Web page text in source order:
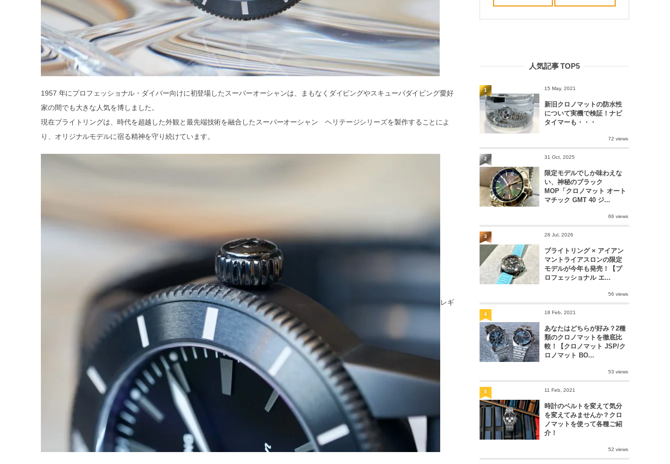
1957 年にプロフェッショナル・ダイバー向けに初登場したスーパーオーシャンは、まもなくダイビングやスキューバダイビング愛好
家の間でも大きな人気を博しました。
現在ブライトリングは、時代を超越した外観と最先端技術を融合したスーパーオーシャン ヘリテージシリーズを製作することによ
り、オリジナルモデルに宿る精神を守り続けています。
レギ
人気記事 TOP5
15 May, 2021
新旧クロノマットの防水性
について実機で検証！ナビ
タイマーも・・・
72 views
1
31 Oct, 2025
限定モデルでしか味わえな
い、神秘のブラック
MOP「クロノマット オート
マチック GMT 40 ジ...
66 views
2
28 Jul, 2026
ブライトリング × アイアン
マントライアスロンの限定
モデルが今年も発売！【プ
ロフェッショナル エ...
56 views
3
18 Feb, 2021
あなたはどちらが好み？2種
類のクロノマットを徹底比
較！【クロノマット JSP/ク
ロノマット BO...
53 views
4
11 Feb, 2021
時計のベルトを変えて気分
を変えてみませんか？クロ
ノマットを使って各種ご紹
介！
52 views
5